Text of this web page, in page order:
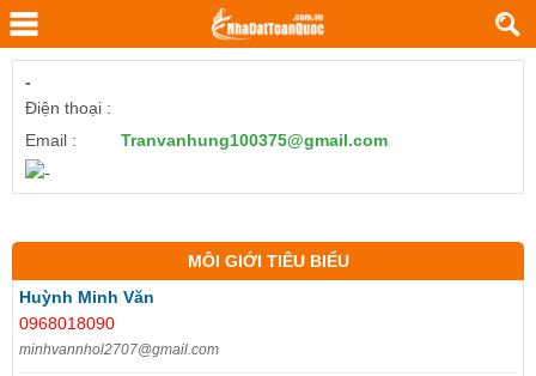
-
Điện thoại :
Email :
Tranvanhung100375@gmail.com
MÔI GIỚI TIÊU BIỂU
Huỳnh Minh Văn
0968018090
minhvannhol2707@gmail.com